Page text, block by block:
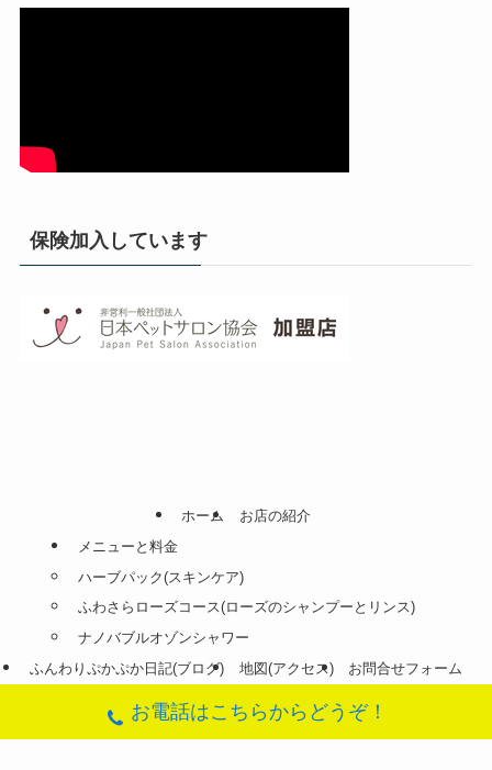
保険加入しています
ホーム
お店の紹介
メニューと料金
ハーブパック(スキンケア)
ふわさらローズコース(ローズのシャンプーとリンス)
ナノバブルオゾンシャワー
ふんわりぷかぷか日記(ブログ)
地図(アクセス) お問合せフォーム
©DogSalon SORA.
お電話はこちらからどうぞ！